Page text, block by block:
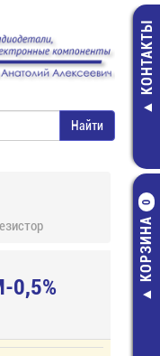
КОНТАКТЫ
КОРЗИНА
0
0,5%